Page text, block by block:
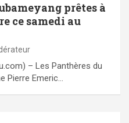
prêtes à
ce samedi au
– Les Panthères du
Pierre Emeric…